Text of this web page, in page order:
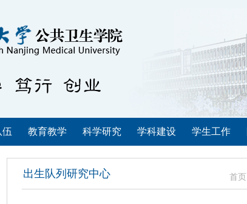
伍 教育教学 科学研究 学科建设 学生工作
出生队列研究中心 首页